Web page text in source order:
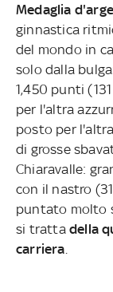
Medaglia
ginnastica
del mondo in
solo dalla
1,450 punti
per l'altra
posto per
di grosse
Chiaravalle:
con il nastro
puntato molto
si tratta della
carriera